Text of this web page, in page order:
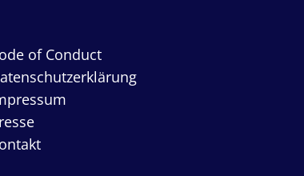
of Conduct